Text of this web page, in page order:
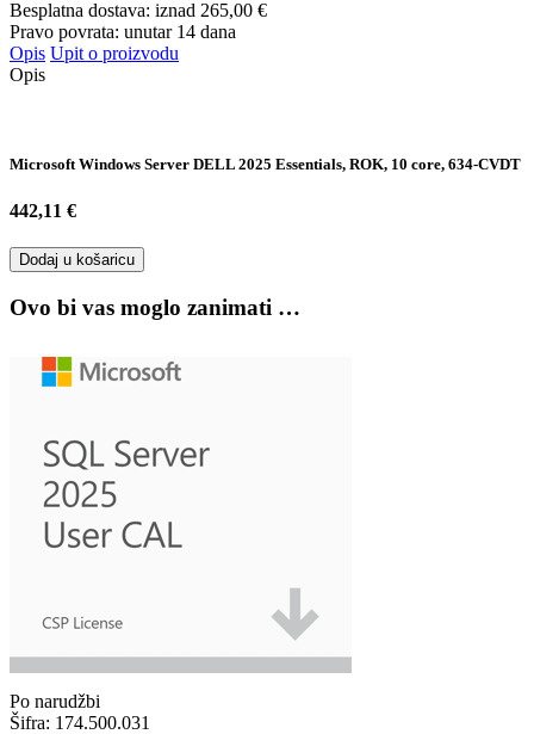
Besplatna dostava: iznad 265,00 €
Pravo povrata: unutar 14 dana
Opis Upit o proizvodu
Opis
Microsoft Windows Server DELL 2025 Essentials, ROK, 10 core, 634-CVDT
442,11 €
Dodaj u košaricu
Ovo bi vas moglo zanimati …
Po narudžbi
Šifra: 174.500.031